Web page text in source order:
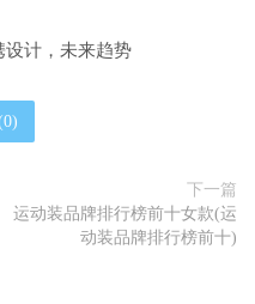
设计，未来趋势
0)
下一篇
运动装品牌排行榜前十女款(运
动装品牌排行榜前十)